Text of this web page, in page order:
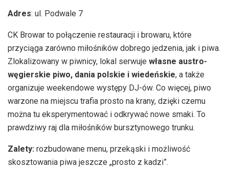
Adres: ul. Podwale 7
CK Browar to połączenie restauracji i browaru, które
przyciąga zarówno miłośników dobrego jedzenia, jak i piwa.
Zlokalizowany w piwnicy, lokal serwuje własne austro-
węgierskie piwo, dania polskie i wiedeńskie, a także
organizuje weekendowe występy DJ-ów. Co więcej, piwo
warzone na miejscu trafia prosto na krany, dzięki czemu
można tu eksperymentować i odkrywać nowe smaki. To
prawdziwy raj dla miłośników bursztynowego trunku.
Zalety: rozbudowane menu, przekąski i możliwość
skosztowania piwa jeszcze „prosto z kadzi”.